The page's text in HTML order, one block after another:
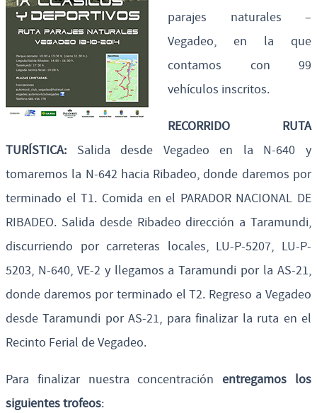
parajes naturales –
Vegadeo, en la que
contamos con 99
vehículos inscritos.
RECORRIDO RUTA
TURÍSTICA: Salida desde Vegadeo en la N-640 y
tomaremos la N-642 hacia Ribadeo, donde daremos por
terminado el T1. Comida en el PARADOR NACIONAL DE
RIBADEO. Salida desde Ribadeo dirección a Taramundi,
discurriendo por carreteras locales, LU-P-5207, LU-P-
5203, N-640, VE-2 y llegamos a Taramundi por la AS-21,
donde daremos por terminado el T2. Regreso a Vegadeo
desde Taramundi por AS-21, para finalizar la ruta en el
Recinto Ferial de Vegadeo.
Para finalizar nuestra concentraciónentregamos los
siguientes trofeos: